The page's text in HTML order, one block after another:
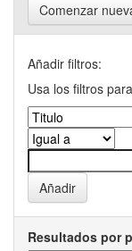
Comenzar
Añadir filtros:
Usa los filtros
Resultados por